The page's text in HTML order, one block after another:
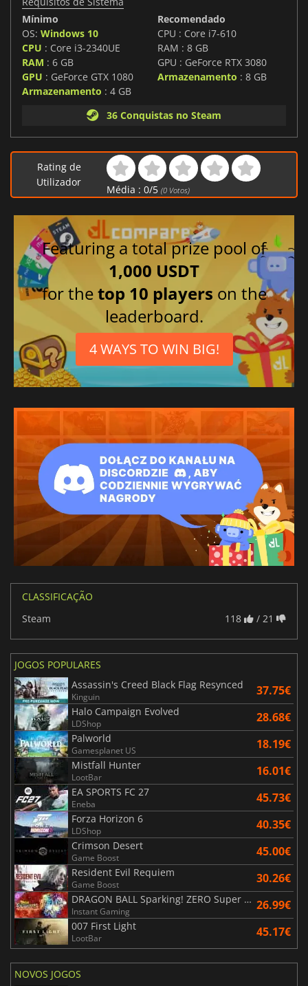
Mínimo
OS: Windows 10
CPU : Core i3-2340UE
RAM : 6 GB
GPU : GeForce GTX 1080
Armazenamento : 4 GB
Recomendado
CPU : Core i7-610
RAM : 8 GB
GPU : GeForce RTX 3080
Armazenamento : 8 GB
36 Conquistas no Steam
Rating de
Utilizador
Média : 0/5 (0Votos)
Featuring a total prize pool of
1,000 USDT
for thetop 10 players on the
leaderboard.
4 WAYS TO WIN BIG!
CLASSIFICAÇÃO
Steam
118 / 21
JOGOS POPULARES
Assassin's Creed Black Flag Resynced
Kinguin 37.75€
Halo Campaign Evolved
LDShop 28.68€
Palworld
Gamesplanet US 18.19€
Mistfall Hunter
LootBar 16.01€
EA SPORTS FC 27
Eneba 45.73€
Forza Horizon 6
LDShop 40.35€
Crimson Desert
Game Boost 45.00€
Resident Evil Requiem
Game Boost 30.26€
DRAGON BALL Sparking! ZERO Super Limit Breaking NEO
Instant Gaming 26.99€
007 First Light
LootBar 45.17€
NOVOS JOGOS